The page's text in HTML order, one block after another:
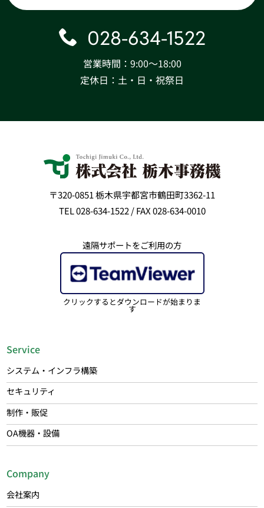
028-634-1522
営業時間：9:00〜18:00
定休日：土・日・祝祭日
〒320-0851 栃木県宇都宮市鶴田町3362-11
TEL 028-634-1522 / FAX 028-634-0010
遠隔サポートをご利用の方
クリックするとダウンロードが始まりま
す
Service
システム・インフラ構築
セキュリティ
制作・販促
OA機器・設備
Company
会社案内